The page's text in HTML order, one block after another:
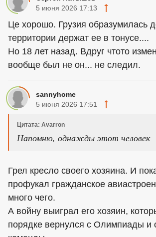
5 июня 2026 17:13
Це хорошо. Грузия образумилась
территории держат ее в тонусе....
Но 18 лет назад. Вдруг чтото
вообще был не он... не следил.
sannyhome
5 июня 2026 17:51
Цитата: Avarron
Напомню, однажды этот человек
Грел кресло своего хозяина. И
профукал гражданское
много чего.
А войну выиграл его хозяин,
порядке вернулся с Олимпиады и